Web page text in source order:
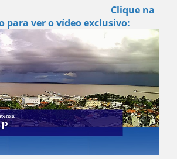
Clique na
para ver o vídeo exclusivo: